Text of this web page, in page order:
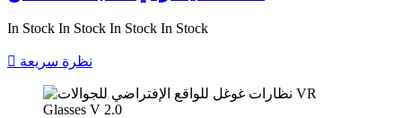
In Stock In Stock In Stock In Stock
 نظرة سريعة